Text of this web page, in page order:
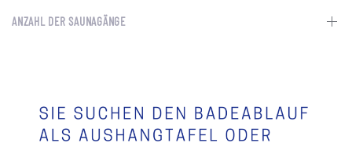
ANZAHL DER SAUNAGÄNGE